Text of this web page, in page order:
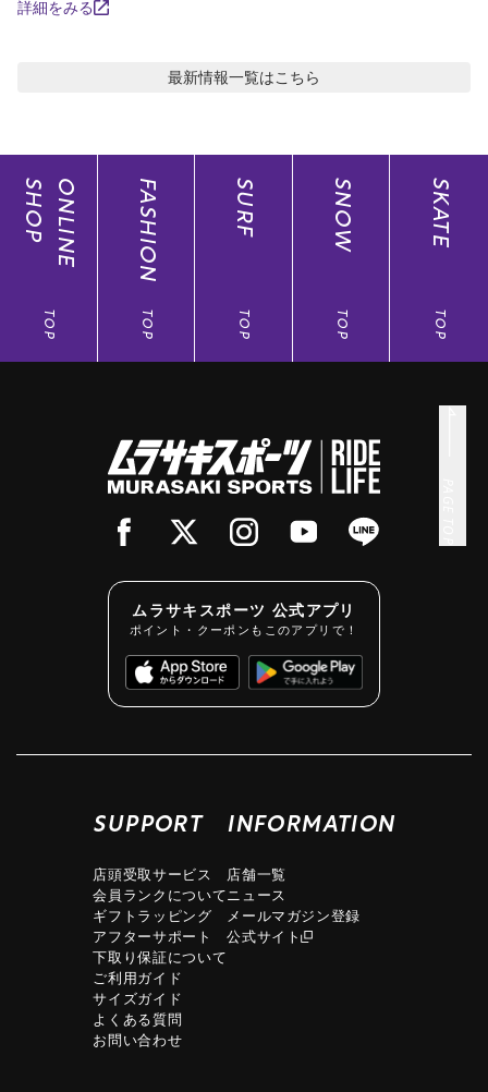
詳細をみる
最新情報一覧はこちら
ONLINE
SHOP
TOP
FASHION
TOP
SURF
TOP
SNOW
TOP
SKATE
TOP
ムラサキスポーツ 公式アプリ
ポイント・クーポンもこのアプリで！
SUPPORT
店頭受取サービス
会員ランクについて
ギフトラッピング
アフターサポート
下取り保証について
ご利用ガイド
サイズガイド
よくある質問
お問い合わせ
INFORMATION
店舗一覧
ニュース
メールマガジン登録
公式サイト